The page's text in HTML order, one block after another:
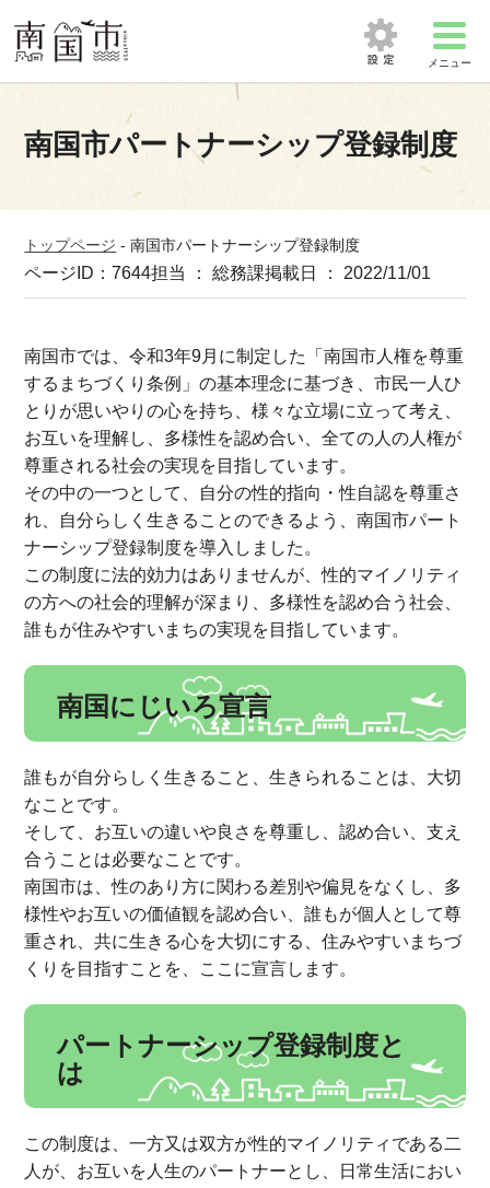
メニュー
南国市パートナーシップ登録制度
トップページ -南国市パートナーシップ登録制度
ページID：7644担当 ： 総務課掲載日 ： 2022/11/01
南国市では、令和3年9月に制定した「南国市人権を尊重
するまちづくり条例」の基本理念に基づき、市民一人ひ
とりが思いやりの心を持ち、様々な立場に立って考え、
お互いを理解し、多様性を認め合い、全ての人の人権が
尊重される社会の実現を目指しています。
その中の一つとして、自分の性的指向・性自認を尊重さ
れ、自分らしく生きることのできるよう、南国市パート
ナーシップ登録制度を導入しました。
この制度に法的効力はありませんが、性的マイノリティ
の方への社会的理解が深まり、多様性を認め合う社会、
誰もが住みやすいまちの実現を目指しています。
南国にじいろ宣言
誰もが自分らしく生きること、生きられることは、大切
なことです。
そして、お互いの違いや良さを尊重し、認め合い、支え
合うことは必要なことです。
南国市は、性のあり方に関わる差別や偏見をなくし、多
様性やお互いの価値観を認め合い、誰もが個人として尊
重され、共に生きる心を大切にする、住みやすいまちづ
くりを目指すことを、ここに宣言します。
パートナーシップ登録制度と
は
この制度は、一方又は双方が性的マイノリティである二
人が、お互いを人生のパートナーとし、日常生活におい